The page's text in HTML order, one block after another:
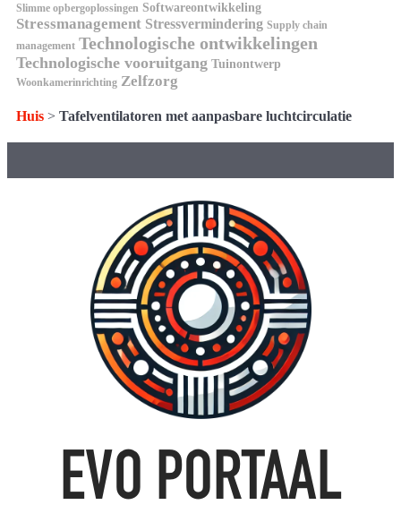
Slimme opbergoplossingen Softwareontwikkeling
Stressmanagement Stressvermindering Supply chain
management Technologische ontwikkelingen
Technologische vooruitgang Tuinontwerp
Woonkamerinrichting Zelfzorg
Huis > Tafelventilatoren met aanpasbare luchtcirculatie